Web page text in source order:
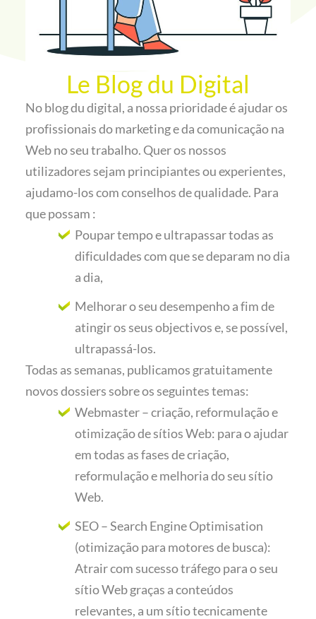
Le Blog du Digital
No blog du digital, a nossa prioridade é ajudar os
profissionais do marketing e da comunicação na
Web no seu trabalho. Quer os nossos
utilizadores sejam principiantes ou experientes,
ajudamo-los com conselhos de qualidade. Para
que possam :
Poupar tempo e ultrapassar todas as
dificuldades com que se deparam no dia
a dia,
Melhorar o seu desempenho a fim de
atingir os seus objectivos e, se possível,
ultrapassá-los.
Todas as semanas, publicamos gratuitamente
novos dossiers sobre os seguintes temas:
Webmaster – criação, reformulação e
otimização de sítios Web: para o ajudar
em todas as fases de criação,
reformulação e melhoria do seu sítio
Web.
SEO – Search Engine Optimisation
(otimização para motores de busca):
Atrair com sucesso tráfego para o seu
sítio Web graças a conteúdos
relevantes, a um sítio tecnicamente